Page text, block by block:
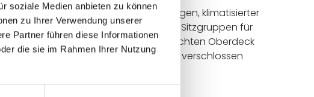
soziale Medien anbieten zu können
zu Ihrer Verwendung unserer
Partner führen diese Informationen
die sie im Rahmen Ihrer Nutzung
ca. 220 m² mit 40 Sonnenliegen, klimatisierter
auf dem Oberdeck, gemütliche Sitzgruppen für
im Loungebereich auf dem überdachten Oberdeck
das witterungsabhängig mit Planen verschlossen
Englisch